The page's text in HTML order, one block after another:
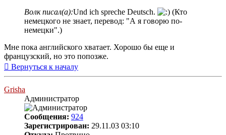
Волк писал(а):Und ich spreche Deutsch.
(Кто
немецкого не знает, перевод: "А я говорю по-
немецки".)
Мне пока английского хватает. Хорошо бы еще и
французский, но это попозже.
Вернуться к началу
Grisha
Администратор
Сообщения: 924
Зарегистрирован: 29.11.03 03:10